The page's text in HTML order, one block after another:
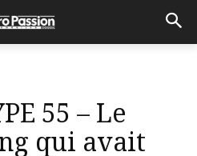
55 – Le
qui avait